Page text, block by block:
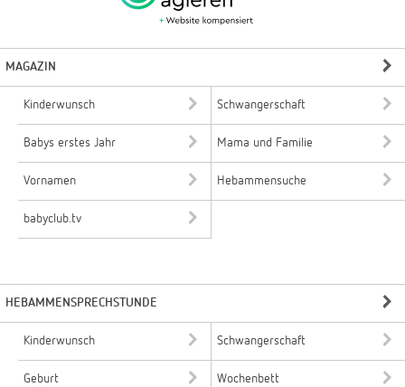
MAGAZIN
Kinderwunsch Schwangerschaft
Babys erstes Jahr Mama und Familie
Vornamen Hebammensuche
babyclub.tv
HEBAMMENSPRECHSTUNDE
Kinderwunsch Schwangerschaft
Geburt Wochenbett